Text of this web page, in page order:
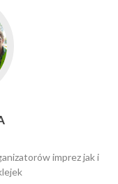
imprez jak i